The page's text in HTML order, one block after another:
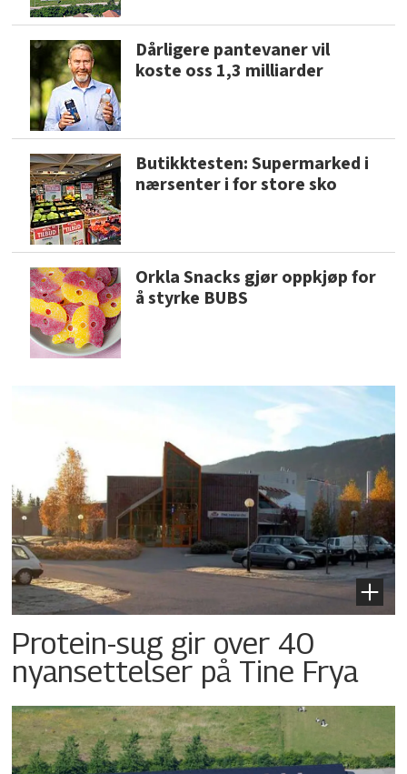
Dårligere pantevaner vil
koste oss 1,3 milliarder
Butikktesten: Supermarked i
nærsenter i for store sko
Orkla Snacks gjør oppkjøp for
å styrke BUBS
Protein-sug gir over 40
nyansettelser på Tine Frya